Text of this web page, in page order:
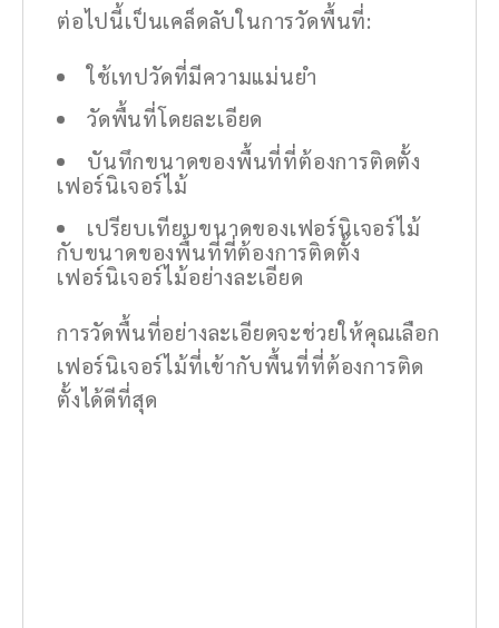
ต่อไปนี้เป็นเคล็ดลับในการวัดพื้นที่:
ใช้เทปวัดที่มีความแม่นยำ
วัดพื้นที่โดยละเอียด
บันทึกขนาดของพื้นที่ที่ต้องการติดตั้ง
เฟอร์นิเจอร์ไม้
เปรียบเทียบขนาดของเฟอร์นิเจอร์ไม้
กับขนาดของพื้นที่ที่ต้องการติดตั้ง
เฟอร์นิเจอร์ไม้อย่างละเอียด
การวัดพื้นที่อย่างละเอียดจะช่วยให้คุณเลือก
เฟอร์นิเจอร์ไม้ที่เข้ากับพื้นที่ที่ต้องการติด
ตั้งได้ดีที่สุด